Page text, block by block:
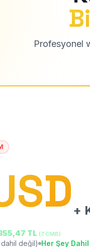
Profesyonel
+
TL (TCMB)
dahil değil) Her Şey Dahil